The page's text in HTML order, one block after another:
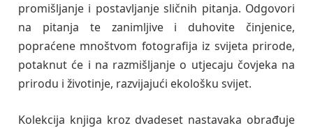
promišljanje i postavljanje sličnih pitanja. Odgovori
na pitanja te zanimljive i duhovite činjenice,
popraćene mnoštvom fotografija iz svijeta prirode,
potaknut će i na razmišljanje o utjecaju čovjeka na
prirodu i životinje, razvijajući ekološku svijet.
Kolekcija knjiga kroz dvadeset nastavaka obrađuje